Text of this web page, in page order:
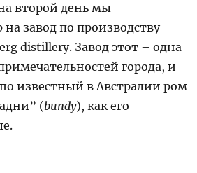
второй день мы
на завод по производству
distillery. Завод этот – одна
города, и
известный в Австралии ром
(bundy), как его
по производству рома